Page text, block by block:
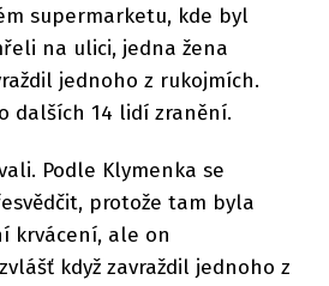
supermarketu, kde byl
na ulici, jedna žena
jednoho z rukojmích.
dalších 14 lidí zranění.
Podle Klymenka se
protože tam byla
krvácení, ale on
když zavraždil jednoho z